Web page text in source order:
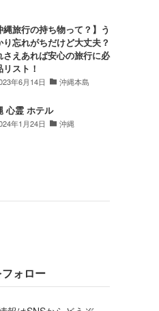
縄旅行の持ち物って？】う
り忘れがちだけど大丈夫？
さえあれば安心の旅行に必
リスト！
年6月14日 沖縄本島
心霊 ホテル
年1月24日 沖縄
ォロー